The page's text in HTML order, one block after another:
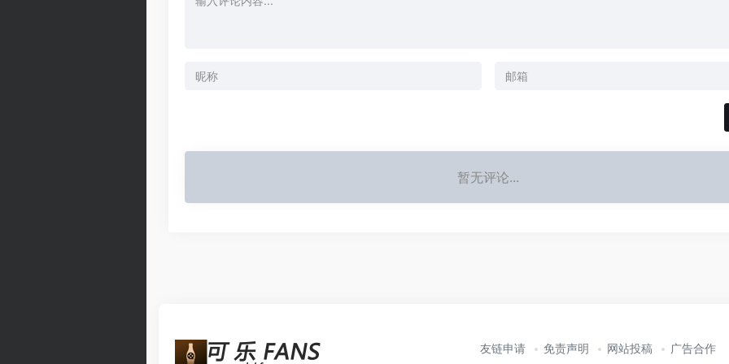
暂无评论...
友链申请 免责声明 网站投稿 广告合作